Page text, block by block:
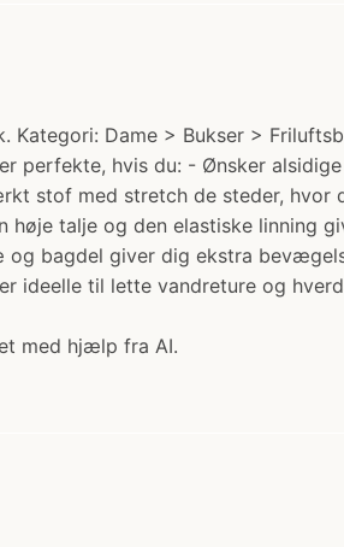
Kategori: Dame > Bukser >
perfekte, hvis du: - Ønsker
stof med stretch de steder,
høje talje og den elastiske
bagdel giver dig ekstra
ideelle til lette vandreture og
med hjælp fra AI.